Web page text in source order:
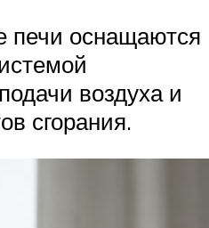
печи оснащаются
воздуха и
сгорания.